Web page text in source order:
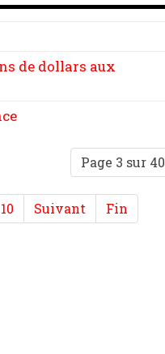
de dollars aux
Page 3 sur 40
10 Suivant Fin